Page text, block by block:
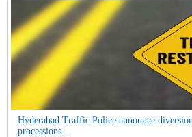
Hyderabad Traffic Police announce
processions...